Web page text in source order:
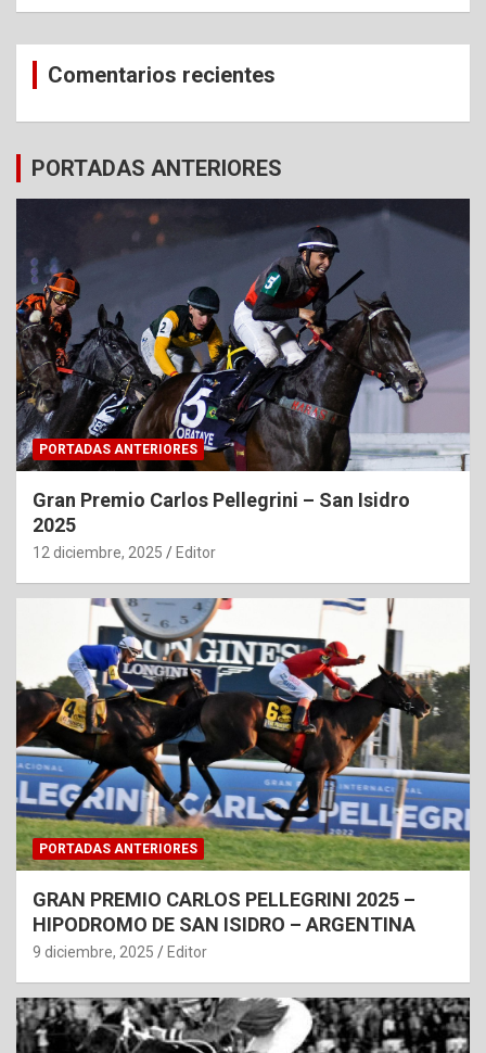
Comentarios recientes
PORTADAS ANTERIORES
PORTADAS ANTERIORES
Gran Premio Carlos Pellegrini – San Isidro
2025
12 diciembre, 2025 Editor
PORTADAS ANTERIORES
GRAN PREMIO CARLOS PELLEGRINI 2025 –
HIPODROMO DE SAN ISIDRO – ARGENTINA
9 diciembre, 2025 Editor